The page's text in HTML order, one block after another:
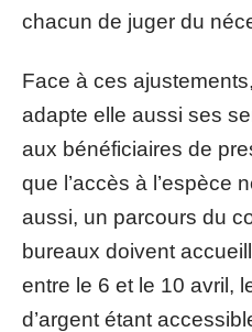
chacun de juger du
Face à ces
adapte elle aussi ses
aux bénéficiaires de
que l’accès à l’espèce
aussi, un parcours du
bureaux doivent
entre le 6 et le 10 avril,
d’argent étant